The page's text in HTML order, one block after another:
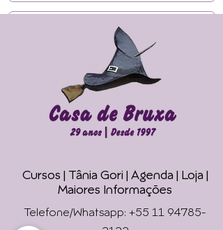
MÍDIAS CASA DE BRUXA
CURSOS ONLINE HOTMART
ENTRE EM CONTATO
Faça seu Ritual
Online !
Cursos | Tânia Gori | Agenda | Loja |
Maiores Informações
Telefone/Whatsapp: +55 11 94785-